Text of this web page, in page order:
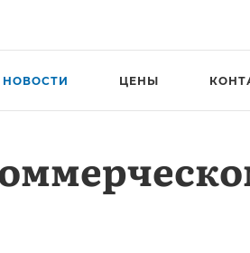
НОВОСТИ ЦЕНЫ